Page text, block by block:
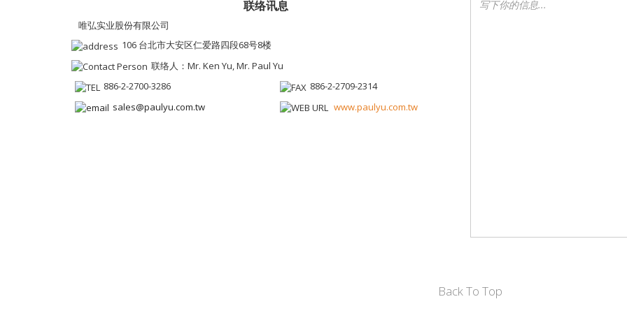
联络讯息
唯弘实业股份有限公司
106 台北市大安区仁爱路四段68号8楼
联络人：Mr. Ken Yu, Mr. Paul Yu
886-2-2700-3286
886-2-2709-2314
sales@paulyu.com.tw
www.paulyu.com.tw
Back To Top